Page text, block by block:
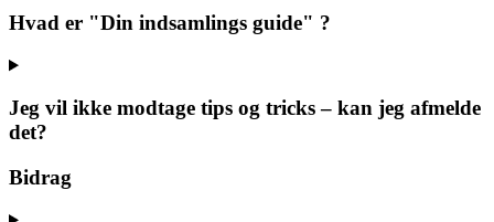
Hvad er "Din indsamlings guide" ?
Jeg vil ikke modtage tips og tricks – kan jeg afmelde
det?
Bidrag